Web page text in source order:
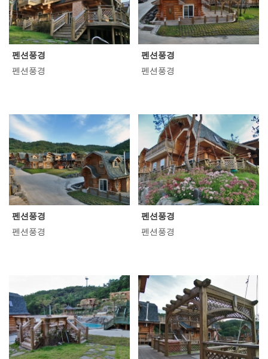
펜션풍경
펜션풍경
펜션풍경
펜션풍경
펜션풍경
펜션풍경
펜션풍경
펜션풍경